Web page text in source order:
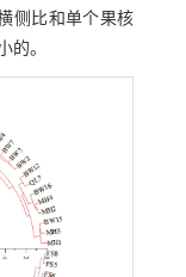
侧比和单个果核
的。